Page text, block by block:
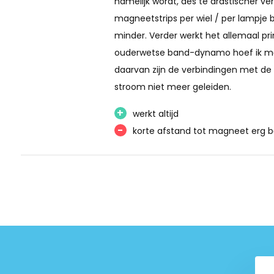
milieuvriendelijker alternatief tegenover bijvoorbeeld de
De montage van dit setje is eenvoudig en snel. De
Vervolgens worden de eveneens meegeleverde magneten
Doordat de magneten in de spaken worden gemonteerd
aanwezig is.
magneetstrips per wiel / per lampje
minder. Verder werkt het allemaal
ouderwetse band-dynamo hoef ik
daarvan zijn de verbindingen met
stroom niet meer geleiden.
+ werkt altijd
- korte afstand tot magneet erg